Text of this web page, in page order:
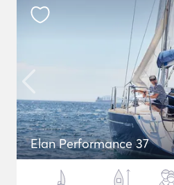
Elan Performance 37